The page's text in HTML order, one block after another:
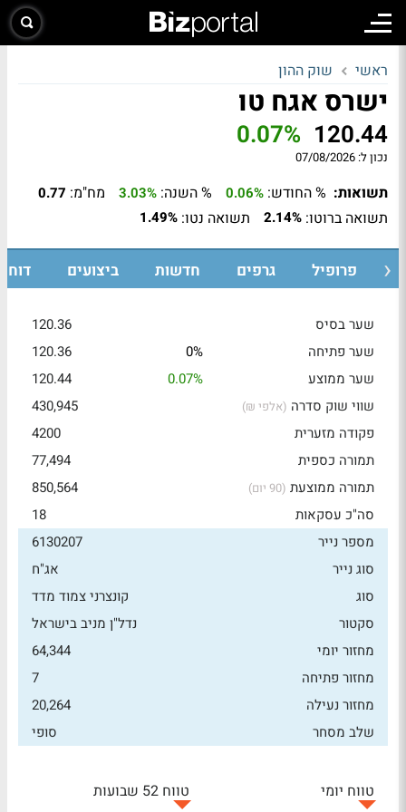
ראשי שוק ההון
ישרס אגח טו
120.44
0.07%
נכון ל: 07/08/2026
תשואות: % החודש: 0.06% % השנה: 3.03% מח"מ: 0.77
תשואה ברוטו: 2.14% תשואה נטו: 1.49%
פרופיל גרפים חדשות ביצועים
שער בסיס
120.36
שער פתיחה
0%
120.36
שער ממוצע
0.07%
120.44
שווי שוק סדרה (אלפי ₪)
430,945
פקודה מזערית
4200
תמורה כספית
77,494
תמורה ממוצעת (90 יום)
850,564
סה"כ עסקאות
18
מספר נייר
6130207
סוג נייר
אג"ח
סוג
קונצרני צמוד מדד
סקטור
נדל"ן מניב בישראל
מחזור יומי
64,344
מחזור פתיחה
7
מחזור נעילה
20,264
שלב מסחר
סופי
טווח יומי
טווח 52 שבועות